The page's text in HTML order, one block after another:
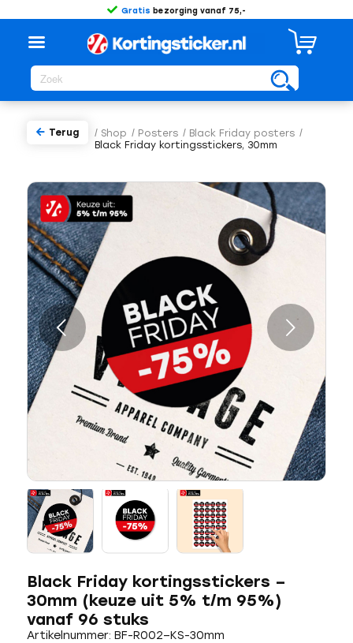
Gratis bezorging vanaf 75,-
/ Shop / Posters / Black Friday posters /
Black Friday kortingsstickers, 30mm
Terug
Volgende
Black Friday kortingsstickers –
30mm (keuze uit 5% t/m 95%)
vanaf 96 stuks
Artikelnummer: BF-R002–KS-30mm